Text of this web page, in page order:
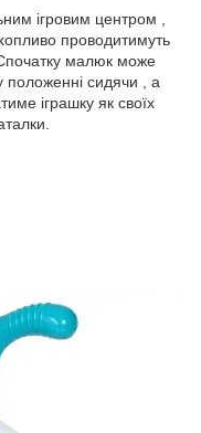
ігровим центром ,
проводитимуть
малюк може
положенні сидячи , а
іграшку як своїх